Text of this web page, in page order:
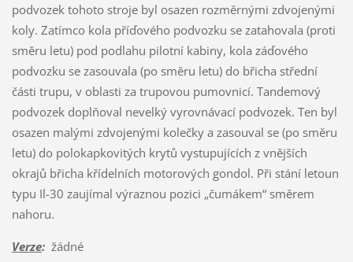
podvozek tohoto stroje byl osazen rozměrnými zdvojenými
koly. Zatímco kola příďového podvozku se zatahovala (proti
směru letu) pod podlahu pilotní kabiny, kola záďového
podvozku se zasouvala (po směru letu) do břicha střední
části trupu, v oblasti za trupovou pumovnicí. Tandemový
podvozek doplňoval nevelký vyrovnávací podvozek. Ten byl
osazen malými zdvojenými kolečky a zasouval se (po směru
letu) do polokapkovitých krytů vystupujících z vnějších
okrajů břicha křídelních motorových gondol. Při stání letoun
typu Il-30 zaujímal výraznou pozici „čumákem“ směrem
nahoru.
Verze:žádné